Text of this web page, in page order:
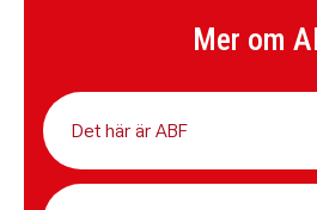
Mer om
Det här är ABF